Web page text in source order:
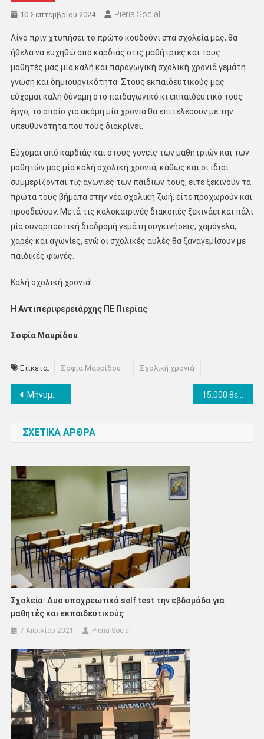
10 Σεπτεμβρίου 2024 Pieria Social
Λίγο πριν χτυπήσει το πρώτο κουδούνι στα σχολεία μας, θα
ήθελα να ευχηθώ από καρδιάς στις μαθήτριες και τους
μαθητές μας μία καλή και παραγωγική σχολική χρονιά γεμάτη
γνώση και δημιουργικότητα. Στους εκπαιδευτικούς μας
εύχομαι καλή δύναμη στο παιδαγωγικό κι εκπαιδευτικό τους
έργο, το οποίο για ακόμη μία χρονιά θα επιτελέσουν με την
υπευθυνότητα που τους διακρίνει.
Εύχομαι από καρδιάς και στους γονείς των μαθητριών και των
μαθητών μας μία καλή σχολική χρονιά, καθώς και οι ίδιοι
συμμερίζονται τις αγωνίες των παιδιών τους, είτε ξεκινούν τα
πρώτα τους βήματα στην νέα σχολική ζωή, είτε προχωρούν και
προοδεύουν. Μετά τις καλοκαιρινές διακοπές ξεκινάει και πάλι
μία συναρπαστική διαδρομή γεμάτη συγκινήσεις, χαμόγελα,
χαρές και αγωνίες, ενώ οι σχολικές αυλές θα ξαναγεμίσουν με
παιδικές φωνές.
Καλή σχολική χρονιά!
Η Αντιπεριφερειάρχης ΠΕ Πιερίας
Σοφία Μαυρίδου
Ετικέτα: Σοφία Μαυρίδου Σχολική χρονιά
Πλοήγηση
Μήνυμα για την έναρξη της νέας σχολικής χρονιάς από το Δ.Σ. Ένωσης Συλλόγων & Κηδεμόνων Κατερίνης
ΣΧΕΤΙΚΑ ΑΡΘΡΑ
Σχολεία: Δυο υποχρεωτικά self test την εβδομάδα για
μαθητές και εκπαιδευτικούς
7 Απριλίου 2021 Pieria Social